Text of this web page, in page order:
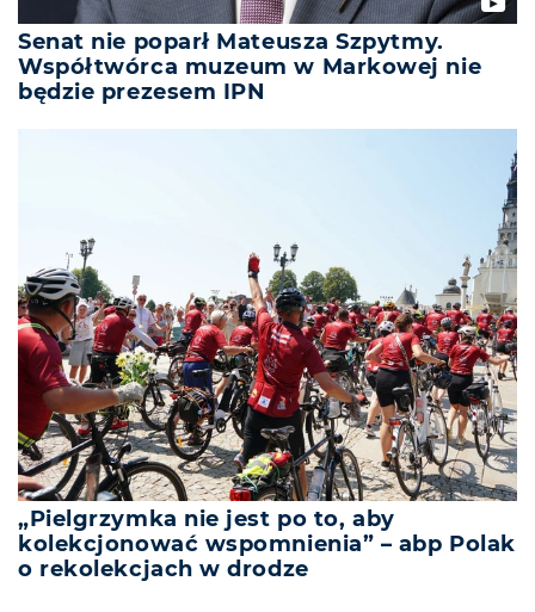
Senat nie poparł Mateusza Szpytmy.
Współtwórca muzeum w Markowej nie
będzie prezesem IPN
„Pielgrzymka nie jest po to, aby
kolekcjonować wspomnienia” – abp Polak
o rekolekcjach w drodze